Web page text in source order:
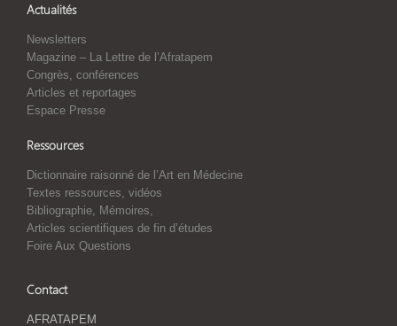
Actualités
Newsletters
Magazine – La Lettre de l’Afratapem
Congrès, conférences
Articles et reportages
Espace Presse
Ressources
Dictionnaire raisonné de l’Art en Médecine
Textes ressources, vidéos
Bibliographie, Mémoires,
Articles scientifiques de fin d’études
Foire Aux Questions
Contact
AFRATAPEM